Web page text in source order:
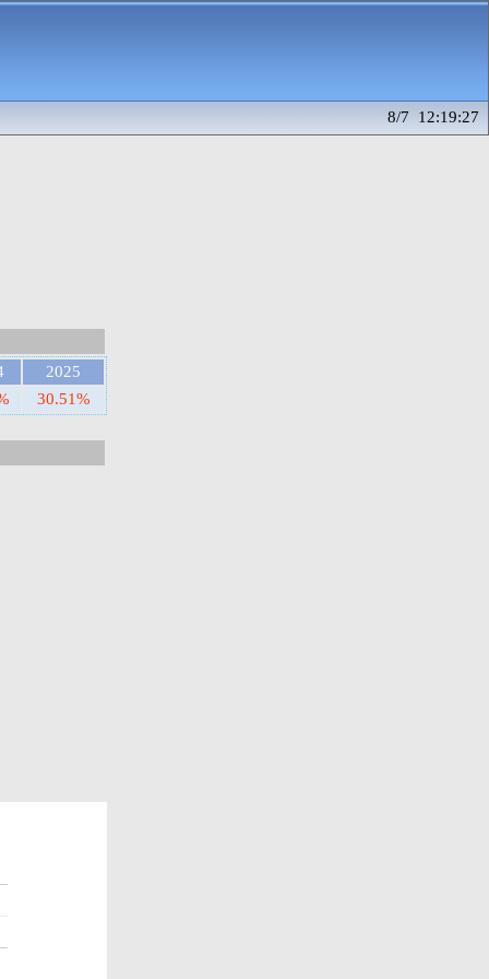
8/7 12:19:27
2025
30.51%